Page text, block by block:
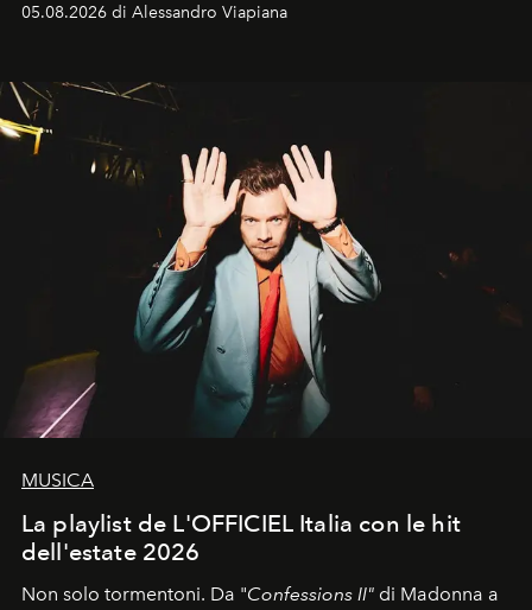
05.08.2026 di Alessandro Viapiana
MUSICA
La playlist de L'OFFICIEL Italia con le hit
dell'estate 2026
Non solo tormentoni. Da "Confessions II" di Madonna a